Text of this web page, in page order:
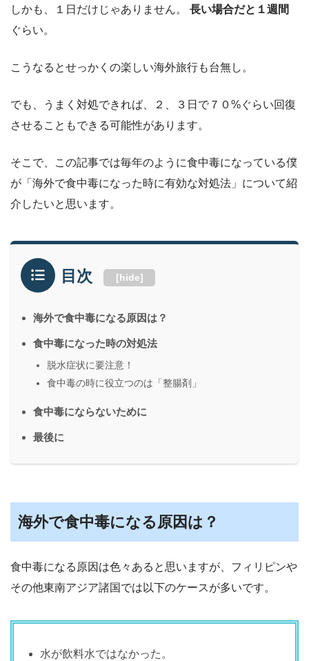
しかも、１日だけじゃありません。 長い場合だと１週間
ぐらい。
こうなるとせっかくの楽しい海外旅行も台無し。
でも、うまく対処できれば、２、３日で７０%ぐらい回復
させることもできる可能性があります。
そこで、この記事では毎年のように食中毒になっている僕
が「海外で食中毒になった時に有効な対処法」について紹
介したいと思います。
目次 [hide]
海外で食中毒になる原因は？
食中毒になった時の対処法
脱水症状に要注意！
食中毒の時に役立つのは「整腸剤」
食中毒にならないために
最後に
海外で食中毒になる原因は？
食中毒になる原因は色々あると思いますが、フィリピンや
その他東南アジア諸国では以下のケースが多いです。
水が飲料水ではなかった。